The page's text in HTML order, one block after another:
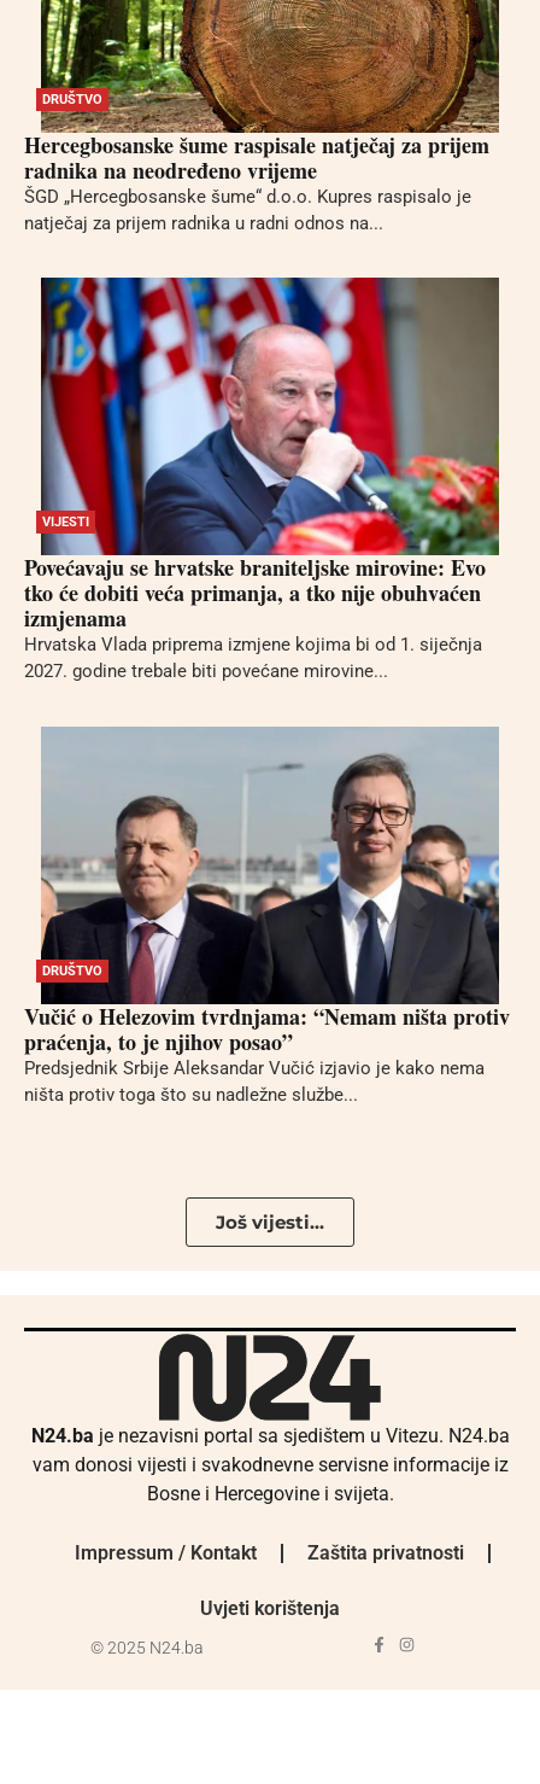
DRUŠTVO
Hercegbosanske šume raspisale natječaj za prijem
radnika na neodređeno vrijeme
ŠGD „Hercegbosanske šume“ d.o.o. Kupres raspisalo je
natječaj za prijem radnika u radni odnos na...
VIJESTI
Povećavaju se hrvatske braniteljske mirovine: Evo
tko će dobiti veća primanja, a tko nije obuhvaćen
izmjenama
Hrvatska Vlada priprema izmjene kojima bi od 1. siječnja
2027. godine trebale biti povećane mirovine...
DRUŠTVO
Vučić o Helezovim tvrdnjama: “Nemam ništa protiv
praćenja, to je njihov posao”
Predsjednik Srbije Aleksandar Vučić izjavio je kako nema
ništa protiv toga što su nadležne službe...
Još vijesti...
N24.ba je nezavisni portal sa sjedištem u Vitezu. N24.ba
vam donosi vijesti i svakodnevne servisne informacije iz
Bosne i Hercegovine i svijeta.
Impressum / Kontakt Zaštita privatnosti
Uvjeti korištenja
© 2025 N24.ba